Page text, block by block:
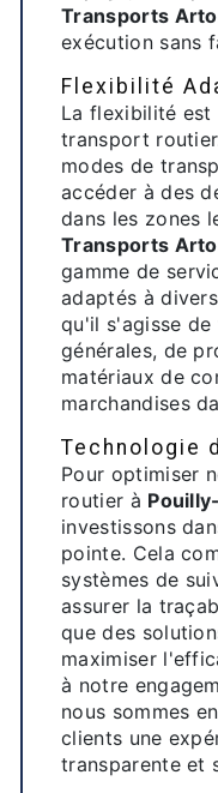
Transports
exécution sans
Flexibilité
La flexibilité est
transport
modes de
accéder à des
dans les zones
Transports
gamme de
adaptés à
qu'il s'agisse
générales, de
matériaux de
marchandises
Technologie
Pour optimiser
routier à
investissons
pointe. Cela
systèmes de
assurer la
que des
maximiser
à notre
nous sommes
clients une
transparente et